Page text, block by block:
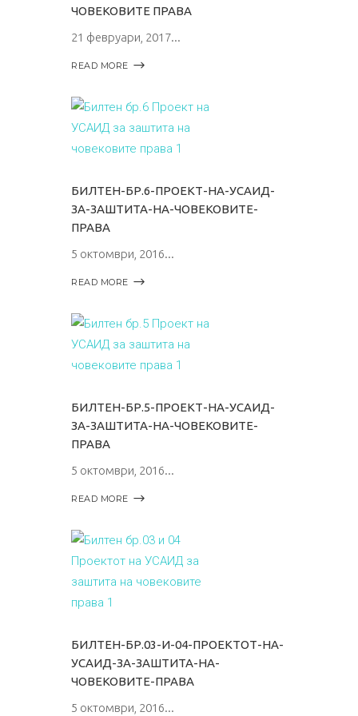
ЧОВЕКОВИТЕ ПРАВА
21 февруари, 2017
READ MORE
БИЛТЕН-БР.6-ПРОЕКТ-НА-УСАИД-
ЗА-ЗАШТИТА-НА-ЧОВЕКОВИТЕ-
ПРАВА
5 октомври, 2016
READ MORE
БИЛТЕН-БР.5-ПРОЕКТ-НА-УСАИД-
ЗА-ЗАШТИТА-НА-ЧОВЕКОВИТЕ-
ПРАВА
5 октомври, 2016
READ MORE
БИЛТЕН-БР.03-И-04-ПРОЕКТОТ-НА-
УСАИД-ЗА-ЗАШТИТА-НА-
ЧОВЕКОВИТЕ-ПРАВА
5 октомври, 2016